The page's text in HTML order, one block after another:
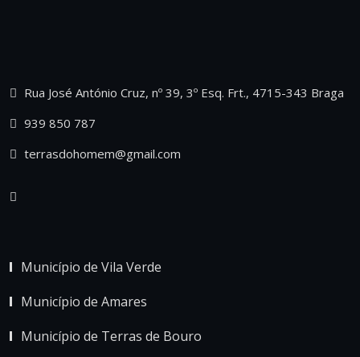
Rua José António Cruz, nº 39, 3º Esq. Frt., 4715-343 Braga
939 850 787
terrasdohomem@gmail.com
Município de Vila Verde
Município de Amares
Município de Terras de Bouro